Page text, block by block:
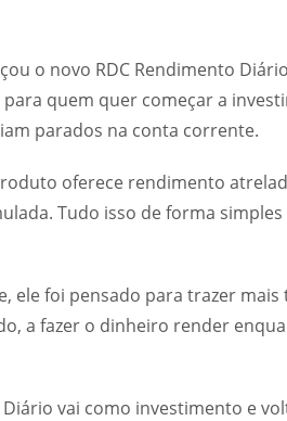
o novo RDC Rendimento
quem quer começar a
parados na conta corrente.
oferece rendimento
Tudo isso de forma
ele foi pensado para trazer
a fazer o dinheiro render
vai como investimento e